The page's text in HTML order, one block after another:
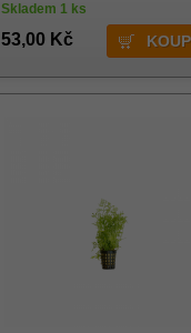
Skladem 1 ks
53,00 Kč